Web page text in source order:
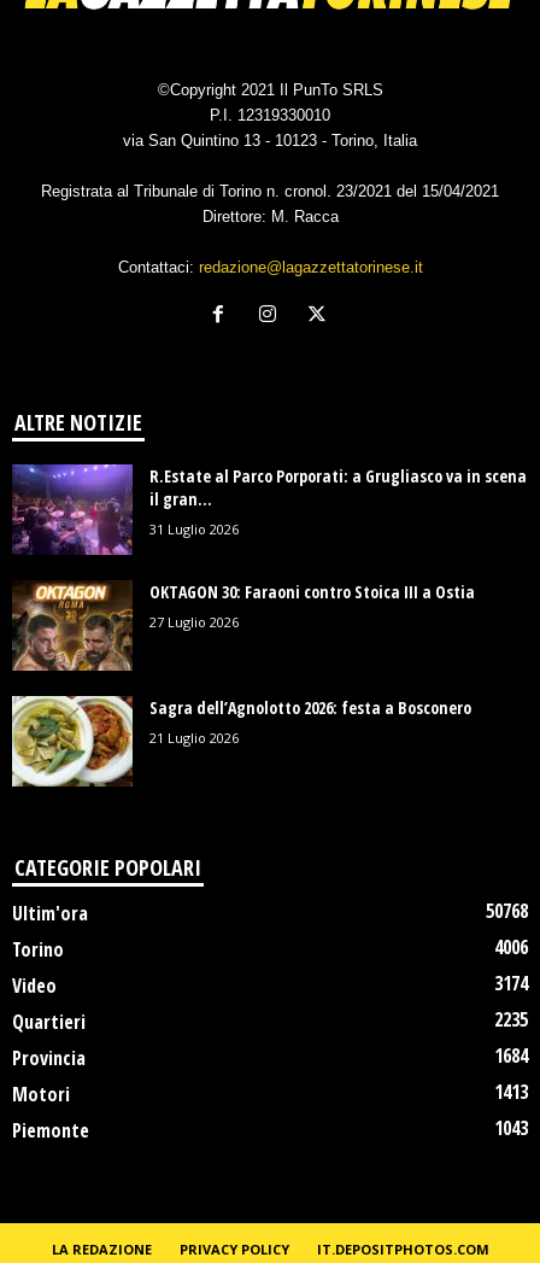
©Copyright 2021 Il PunTo SRLS
P.I. 12319330010
via San Quintino 13 - 10123 - Torino, Italia
Registrata al Tribunale di Torino n. cronol. 23/2021 del 15/04/2021
Direttore: M. Racca
Contattaci: redazione@lagazzettatorinese.it
ALTRE NOTIZIE
R.Estate al Parco Porporati: a Grugliasco va in scena
il gran...
31 Luglio 2026
OKTAGON 30: Faraoni contro Stoica III a Ostia
27 Luglio 2026
Sagra dell’Agnolotto 2026: festa a Bosconero
21 Luglio 2026
CATEGORIE POPOLARI
Ultim'ora
50768
Torino
4006
Video
3174
Quartieri
2235
Provincia
1684
Motori
1413
Piemonte
1043
LA REDAZIONE PRIVACY POLICY IT.DEPOSITPHOTOS.COM